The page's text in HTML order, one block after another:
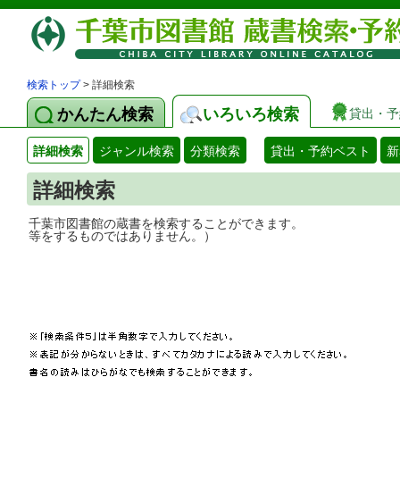
検索トップ> 詳細検索
かんたん検索 いろいろ検索 貸出・
詳細検索 ジャンル検索 分類検索 貸出・予約ベスト
詳細検索
千葉市図書館の蔵書を検索することがで
等をするものではありません。）